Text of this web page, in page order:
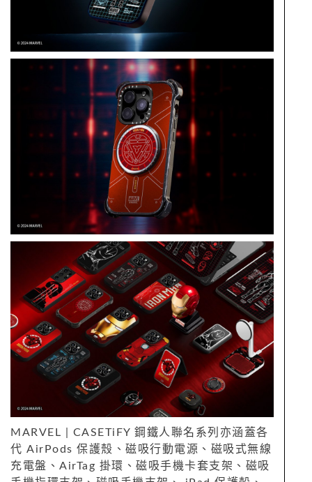
MARVEL | CASETiFY 鋼鐵人聯名系列亦涵蓋各
代 AirPods 保護殼、磁吸行動電源、磁吸式無線
充電盤、AirTag 掛環、磁吸手機卡套支架、磁吸